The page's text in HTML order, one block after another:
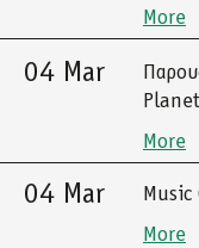
More
04 Mar
More
04 Mar
Music
More